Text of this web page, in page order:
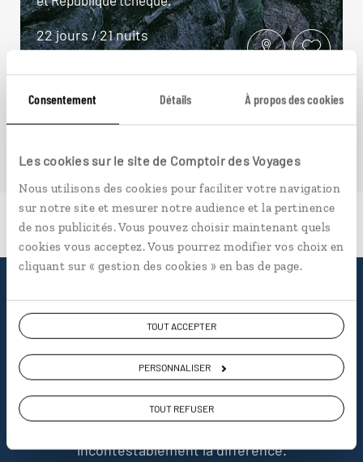
Consentement Détails À propos des cookies
Les cookies sur le site de Comptoir des Voyages
Nous utilisons des cookies pour faciliter votre navigation
sur notre site et mesurer notre audience et la pertinence
de nos publicités. Vous pouvez choisir maintenant quels
cookies vous acceptez. Vous pourrez modifier vos choix en
cliquant sur « gestion des cookies » en bas de page.
TOUT ACCEPTER
PERSONNALISER
TOUT REFUSER
22 jours / 21 nuits
à partir de 2900€
Pourquoi voyager avec
nous
à proposer des voyages sur mesure,
incontestablement la différence.